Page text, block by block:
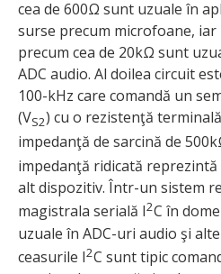
cea de 600Ω sunt uzuale în
surse precum microfoane,
precum cea de 20kΩ sunt
ADC audio. Al doilea circuit
100-kHz care comandă un
(VS2) cu o rezistenţă
impedanţă de sarcină de
impedanţă ridicată
alt dispozitiv. Într-un sistem
magistrala serială I2C în
uzuale în ADC-uri audio şi
ceasurile I2C sunt tipic